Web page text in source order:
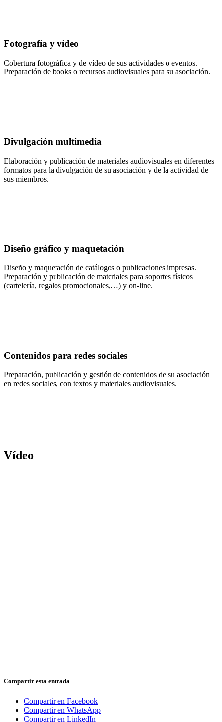
Fotografía y vídeo
Cobertura fotográfica y de vídeo de sus actividades o eventos.
Preparación de books o recursos audiovisuales para su asociación.
Divulgación multimedia
Elaboración y publicación de materiales audiovisuales en diferentes
formatos para la divulgación de su asociación y de la actividad de
sus miembros.
Diseño gráfico y maquetación
Diseño y maquetación de catálogos o publicaciones impresas.
Preparación y publicación de materiales para soportes físicos
(cartelería, regalos promocionales,…) y on-line.
Contenidos para redes sociales
Preparación, publicación y gestión de contenidos de su asociación
en redes sociales, con textos y materiales audiovisuales.
Vídeo
Compartir esta entrada
Compartir en Facebook
Compartir en WhatsApp
Compartir en LinkedIn